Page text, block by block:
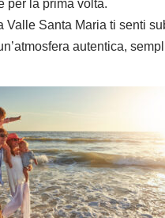
per la prima volta.
Valle Santa Maria ti senti
autentica,